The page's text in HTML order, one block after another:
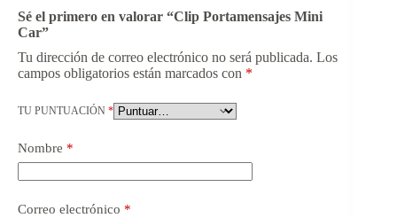
Sé el primero en valorar “Clip Portamensajes Mini
Car”
Tu dirección de correo electrónico no será publicada. Los
campos obligatorios están marcados con *
TU PUNTUACIÓN *
Nombre *
Correo electrónico *